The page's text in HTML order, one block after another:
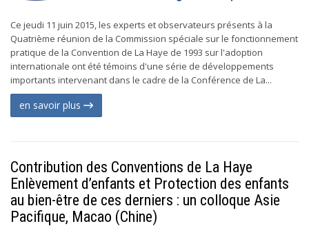
Ce jeudi 11 juin 2015, les experts et observateurs présents à la
Quatrième réunion de la Commission spéciale sur le fonctionnement
pratique de la Convention de La Haye de 1993 sur l'adoption
internationale ont été témoins d'une série de développements
importants intervenant dans le cadre de la Conférence de La...
en savoir plus
Contribution des Conventions de La Haye
Enlèvement d’enfants et Protection des enfants
au bien-être de ces derniers : un colloque Asie
Pacifique, Macao (Chine)